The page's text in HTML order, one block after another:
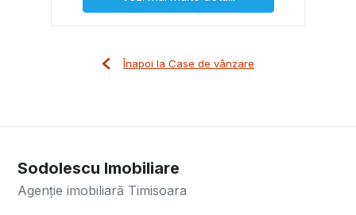
Înapoi la Case de vânzare
Sodolescu Imobiliare
Agenție imobiliară Timisoara